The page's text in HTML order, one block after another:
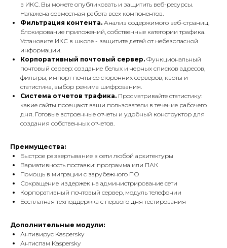
в ИКС. Вы можете опубликовать и защитить веб-ресурсы.
Налажена совместная работа всех компонентов.
Фильтрация контента. Анализ содержимого веб-страниц,
блокирование приложений, собственные категории трафика.
Установите ИКС в школе - защитите детей от небезопасной
информации.
Корпоративный почтовый сервер. Функциональный
почтовый сервер: создание белых и черных списков адресов,
фильтры, импорт почты со сторонних серверов, квоты и
статистика, выбор режима шифрования.
Система отчетов трафика. Просматривайте статистику:
какие сайты посещают ваши пользователи в течение рабочего
дня. Готовые встроенные отчеты и удобный конструктор для
создания собственных отчетов.
Преимущества:
Быстрое развертывание в сети любой архитектуры
Вариативность поставки: программа или ПАК
Помощь в миграции с зарубежного ПО
Сокращение издержек на администрирование сети
Корпоративный почтовый сервер, модуль телефонии
Бесплатная техподдержка с первого дня тестирования
Дополнительные модули:
Антивирус Kaspersky
Антиспам Kaspersky